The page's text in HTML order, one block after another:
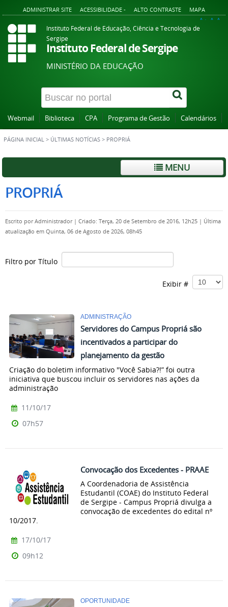
ADMINISTRAR SITE ACESSIBILIDADE - ALTO CONTRASTE MAPA
A+ A A-
Instituto Federal de Educação, Ciência e Tecnologia de
Sergipe
Instituto Federal de Sergipe
MINISTÉRIO DA EDUCAÇÃO
Webmail Biblioteca CPA Programa de Gestão Calendários
PÁGINA INICIAL > ÚLTIMAS NOTÍCIAS > PROPRIÁ
MENU
PROPRIÁ
Escrito porAdministrador | Criado: Terça, 20 de Setembro de 2016, 12h25 | Última
atualização em Quinta, 06 de Agosto de 2026, 08h45
Filtro por Título
Exibir #
ADMINISTRAÇÃO
Servidores do Campus Propriá são
incentivados a participar do
planejamento da gestão
Criação do boletim informativo "Você Sabia?!” foi outra
iniciativa que buscou incluir os servidores nas ações da
administração
11/10/17
07h57
Convocação dos Excedentes - PRAAE
A Coordenadoria de Assistência
Estudantil (COAE) do Instituto Federal
de Sergipe - Campus Propriá divulga a
convocação de excedentes do edital nº
10/2017.
17/10/17
09h12
OPORTUNIDADE